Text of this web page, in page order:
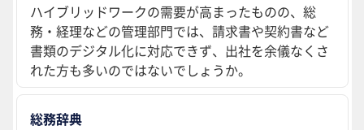
ハイブリッドワークの需要が高まったものの、総
務・経理などの管理部門では、請求書や契約書など
書類のデジタル化に対応できず、出社を余儀なくさ
れた方も多いのではないでしょうか。
総務辞典